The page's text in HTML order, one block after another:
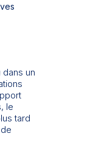
dans un
le
tard